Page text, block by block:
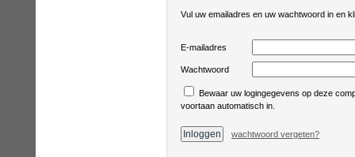
Vul uw emailadres en uw wachtwoord in en
E-mailadres
Wachtwoord
Bewaar uw logingegevens op deze
voortaan automatisch in.
wachtwoord vergeten?